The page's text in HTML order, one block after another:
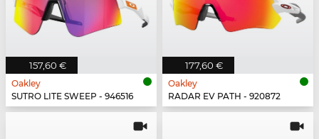
157,60 €
Oakley
SUTRO LITE SWEEP - 946516
177,60 €
Oakley
RADAR EV PATH - 920872